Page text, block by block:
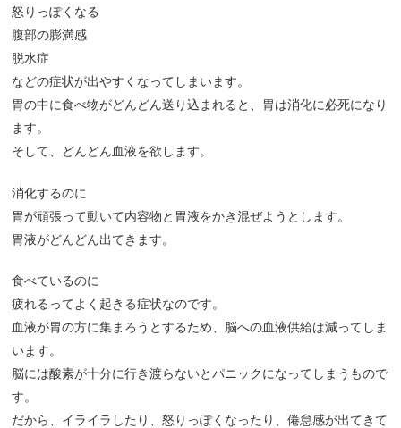
怒りっぽくなる
腹部の膨満感
脱水症
などの症状が出やすくなってしまいます。
胃の中に食べ物がどんどん送り込まれると、胃は消化に必死になり
ます。
そして、どんどん血液を欲します。
消化するのに
胃が頑張って動いて内容物と胃液をかき混ぜようとします。
胃液がどんどん出てきます。
食べているのに
疲れるってよく起きる症状なのです。
血液が胃の方に集まろうとするため、脳への血液供給は減ってしま
います。
脳には酸素が十分に行き渡らないとパニックになってしまうもので
す。
だから、イライラしたり、怒りっぽくなったり、倦怠感が出てきて